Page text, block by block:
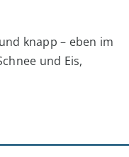
knapp – eben im
und Eis,